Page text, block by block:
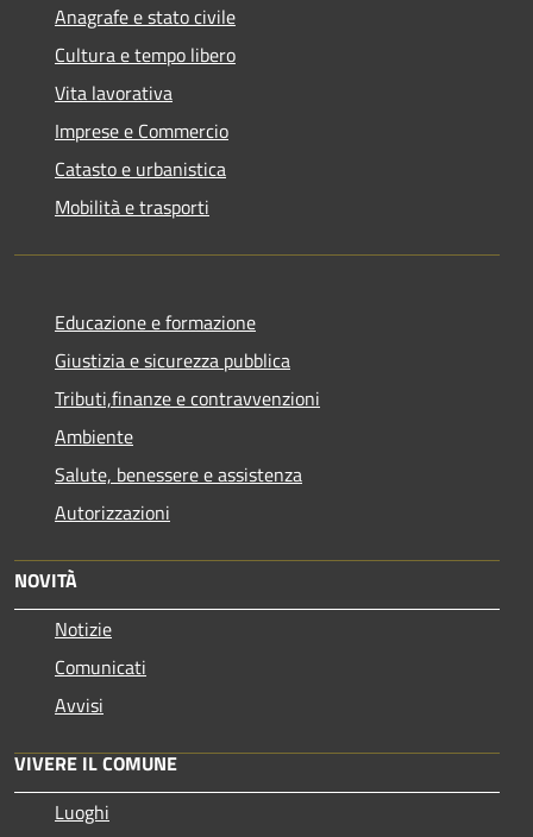
Anagrafe e stato civile
Cultura e tempo libero
Vita lavorativa
Imprese e Commercio
Catasto e urbanistica
Mobilità e trasporti
Educazione e formazione
Giustizia e sicurezza pubblica
Tributi,finanze e contravvenzioni
Ambiente
Salute, benessere e assistenza
Autorizzazioni
NOVITÀ
Notizie
Comunicati
Avvisi
VIVERE IL COMUNE
Luoghi